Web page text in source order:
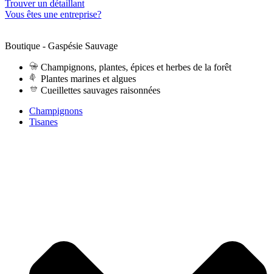
Trouver un détaillant
Vous êtes une entreprise?
Boutique - Gaspésie Sauvage
Champignons, plantes, épices et herbes de la forêt
Plantes marines et algues
Cueillettes sauvages raisonnées
Champignons
Tisanes